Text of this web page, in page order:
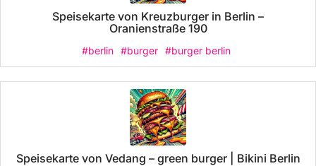
Speisekarte von Kreuzburger in Berlin –
Oranienstraße 190
#berlin #burger #burger berlin
Speisekarte von Vedang – green burger | Bikini Berlin